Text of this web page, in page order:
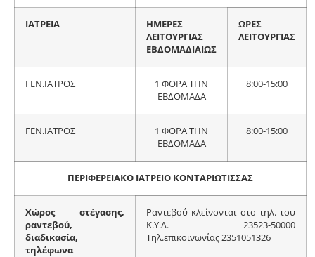
ΙΑΤΡΕΙΑ
ΗΜΕΡΕΣ
ΛΕΙΤΟΥΡΓΙΑΣ
ΕΒΔΟΜΑΔΙΑΙΩΣ
ΩΡΕΣ
ΛΕΙΤΟΥΡΓΙΑΣ
ΓΕΝ.ΙΑΤΡΟΣ
1 ΦΟΡΑ ΤΗΝ
ΕΒΔΟΜΑΔΑ
8:00-15:00
ΓΕΝ.ΙΑΤΡΟΣ
1 ΦΟΡΑ ΤΗΝ
ΕΒΔΟΜΑΔΑ
8:00-15:00
ΠΕΡΙΦΕΡΕΙΑΚΟ ΙΑΤΡΕΙΟ ΚΟΝΤΑΡΙΩΤΙΣΣΑΣ
Χώρος στέγασης,
ραντεβού,
διαδικασία,
τηλέφωνα
Ραντεβού κλείνονται στο τηλ. του
Κ.Υ.Λ. 23523-50000
Τηλ.επικοινωνίας 2351051326